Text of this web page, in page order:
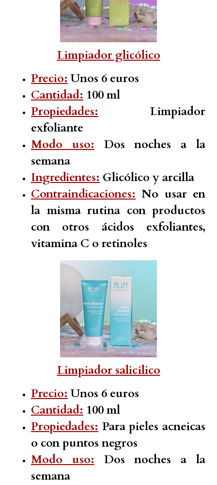
Limpiador glicólico
Precio: Unos 6 euros
Cantidad: 100 ml
Propiedades: Limpiador
exfoliante
Modo uso: Dos noches a la
semana
Ingredientes: Glicólico y arcilla
Contraindicaciones: No usar en
la misma rutina con productos
con otros ácidos exfoliantes,
vitamina C o retinoles
Limpiador salicílico
Precio: Unos 6 euros
Cantidad: 100 ml
Propiedades: Para pieles acneicas
o con puntos negros
Modo uso: Dos noches a la
semana